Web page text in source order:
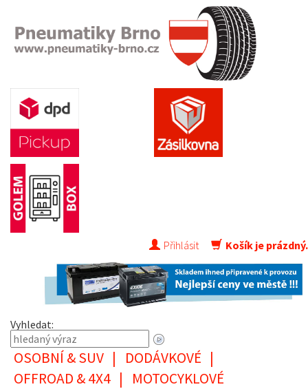
Přihlásit Košík je prázdný.
Vyhledat:
OSOBNÍ & SUV | DODÁVKOVÉ |
OFFROAD & 4X4 |
MOTOCYKLOVÉ